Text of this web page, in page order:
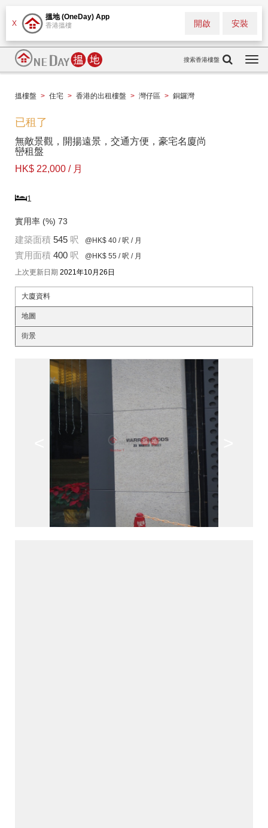
X
搵地 (OneDay) App
香港搵樓 安裝
開啟
搜索香港樓盤
搵樓盤 > 住宅 > 香港的出租樓盤 > 灣仔區 > 銅鑼灣
已租了
無敵景觀，開揚遠景，交通方便，豪宅名廈尚
巒租盤
HK$ 22,000 / 月
1
實用率 (%) 73
建築面積 545 呎 @HK$ 40 / 呎 / 月
實用面積 400 呎 @HK$ 55 / 呎 / 月
上次更新日期 2021年10月26日
大廈資料
地圖
街景